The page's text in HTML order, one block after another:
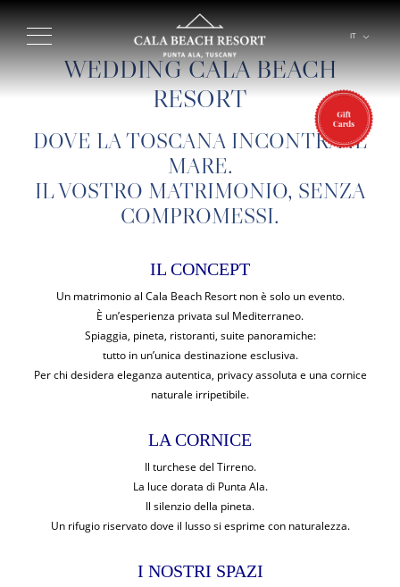
IT
WEDDING CALA BEACH
RESORT
DOVE LA TOSCANA INCONTRA IL
MARE.
IL VOSTRO MATRIMONIO, SENZA
COMPROMESSI.
IL CONCEPT
Un matrimonio al Cala Beach Resort non è solo un evento.
È un’esperienza privata sul Mediterraneo.
Spiaggia, pineta, ristoranti, suite panoramiche:
tutto in un’unica destinazione esclusiva.
Per chi desidera eleganza autentica, privacy assoluta e una cornice
naturale irripetibile.
LA CORNICE
Il turchese del Tirreno.
La luce dorata di Punta Ala.
Il silenzio della pineta.
Un rifugio riservato dove il lusso si esprime con naturalezza.
I NOSTRI SPAZI